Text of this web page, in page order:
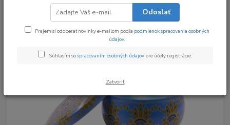
Odoslať
Prajem si odoberať novinky e-mailom podľa podmienok spracovania osobných
údajov
Súhlasím sospracovaním osobných údajov pre účely registrácie.
Zatvoriť